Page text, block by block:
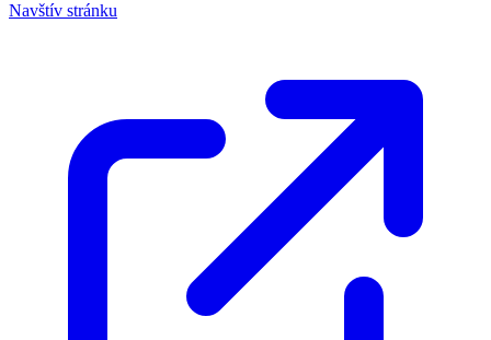
Navštív stránku